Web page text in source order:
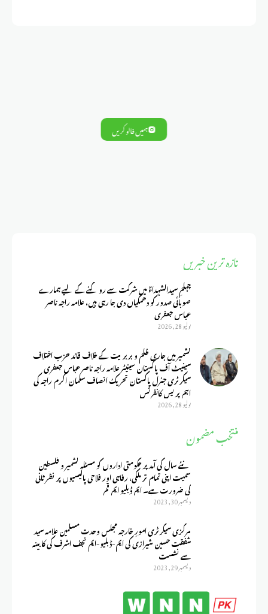
ہمیں فالو کریں
تازہ ترین خبریں
چہلمِ سیدالشہداءؑ میں شرکت سے روکنے کے لیے ہمارے
صوبائی صدور کو دھمکیاں دی جا رہی ہیں، علامہ راجہ ناصر
عباس جعفری
يوليو 28, 2026
کشمیر میں جاری ظلم و بربریت کے خلاف قائد حزب اختلاف
سینیٹ آف پاکستان سینیٹر علامہ راجہ ناصر عباس جعفری
سیکرٹری جنرل پاکستان تحریک انصاف سلمان اکرم راجہ کی
اہم پریس کانفرنس
يوليو 28, 2026
منتخب مضمون
نئے سال کی آمد پر حکومتی اداروں کو مسئلہ کشمیر و فلسطین
سمیت اپنی تمام تر ملکی، رفاہی اور فلاحی پالیسیوں پر نظر ثانی
کی ضرورت ہے۔ ایم ڈبلیو ایم قم
ديسمبر 30, 2023
مرکزی سیکرٹری امورِ خارجہ مجلس وحدت مسلمین علامہ سید
شفقت حسین شیرازی کی ایم-ڈبلیو-ایم نجف اشرف کی کابینہ
سے نشست
ديسمبر 29, 2023